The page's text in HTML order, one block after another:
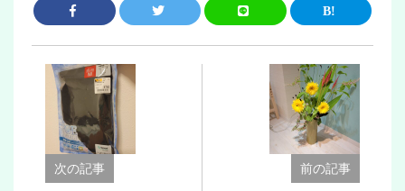
次の記事 前の記事